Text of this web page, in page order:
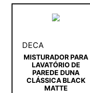
DECA
MISTURADOR PARA
LAVATÓRIO DE
PAREDE DUNA
CLÁSSICA BLACK
MATTE